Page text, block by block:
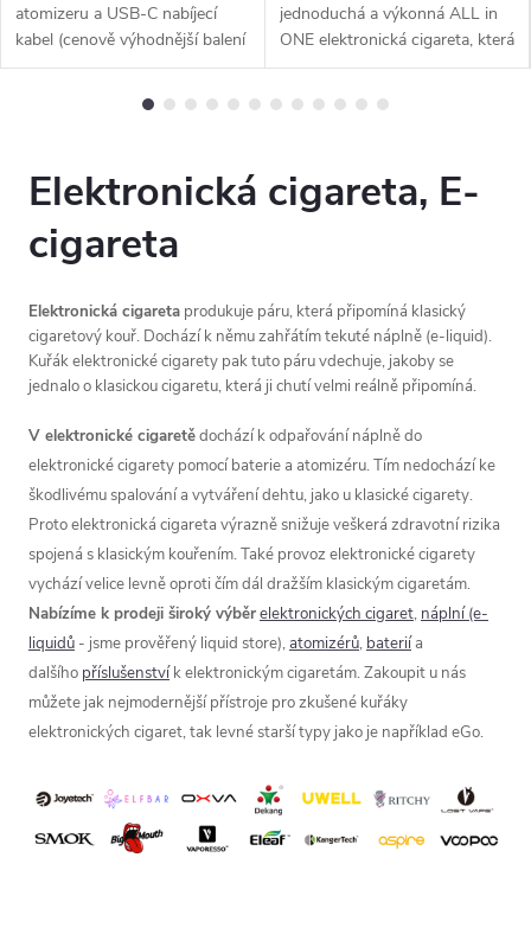
atomizeru a USB-C nabíjecí
kabel (cenově výhodnější balení
oproti základní verzi). Ikona
jednoduchá a výkonná ALL in
ONE elektronická cigareta, která
svými vlastnostmi uspokojí jak
uživatele,...
Elektronická cigareta, E-
cigareta
Elektronická cigareta produkuje páru, která připomíná klasický
cigaretový kouř. Dochází k němu zahřátím tekuté náplně (e-liquid).
Kuřák elektronické cigarety pak tuto páru vdechuje, jakoby se
jednalo o klasickou cigaretu, která ji chutí velmi reálně připomíná.
V elektronické cigaretědochází k odpařování náplně do
elektronické cigarety pomocí baterie a atomizéru. Tím nedochází ke
škodlivému spalování a vytváření dehtu, jako u klasické cigarety.
Proto elektronická cigareta výrazně snižuje veškerá zdravotní rizika
spojená s klasickým kouřením. Také provoz elektronické cigarety
vychází velice levně oproti čím dál dražším klasickým cigaretám.
Nabízíme k prodeji široký výběrelektronických cigaret, náplní (e-
liquidů - jsme prověřený liquid store),atomizérů, bateriía
dalšího příslušenstvík elektronickým cigaretám. Zakoupit u nás
můžete jak nejmodernější přístroje pro zkušené kuřáky
elektronických cigaret, tak levné starší typy jako je například eGo.